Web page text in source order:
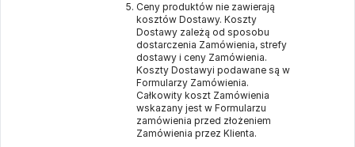
Ceny produktów nie zawierają
kosztów Dostawy. Koszty
Dostawy zależą od sposobu
dostarczenia Zamówienia, strefy
dostawy i ceny Zamówienia.
Koszty Dostawyi podawane są w
Formularzy Zamówienia.
Całkowity koszt Zamówienia
wskazany jest w Formularzu
zamówienia przed złożeniem
Zamówienia przez Klienta.